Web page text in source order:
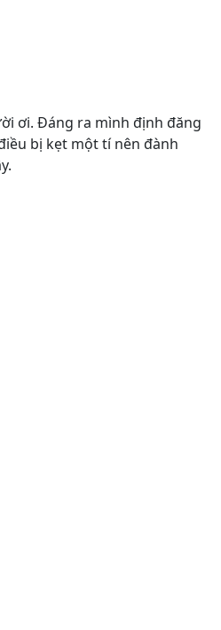
ơi. Đáng ra mình định đăng
bị kẹt một tí nên đành